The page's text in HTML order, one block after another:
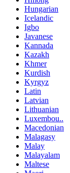
Hungarian
Icelandic
Igbo
Javanese
Kannada
Kazakh
Khmer
Kurdish
Kyrgyz
Latin
Latvian
Lithuanian
Luxembou..
Macedonian
Malagasy
Malay
Malayalam
Maltese